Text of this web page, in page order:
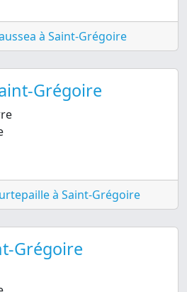
à Saint-Grégoire
Grégoire
à Saint-Grégoire
Grégoire